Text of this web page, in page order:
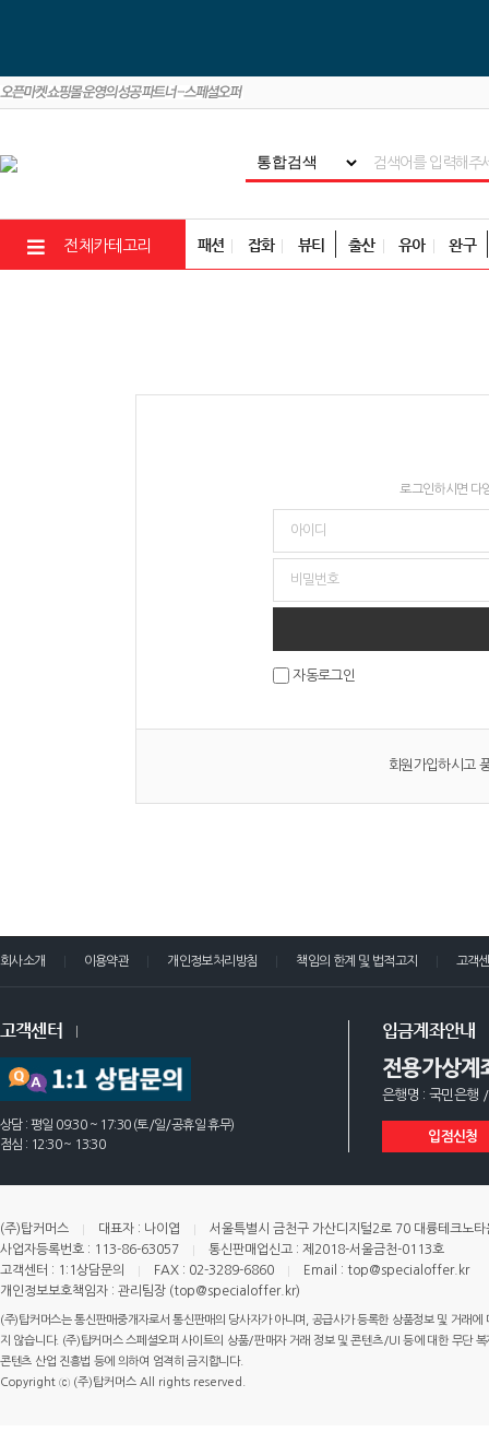
전체카테고리 패션 잡화 뷰티 출산 유아 완구
로그인하시면 다
자동로그인
회원가입하시고
회사소개 이용약관 개인정보처리방침 책임의 한계 및 법적고지 고객
고객센터
상담 : 평일 09:30 ~ 17:30 (토/일/공휴일 휴무)
점심 : 12:30 ~ 13:30
입금계좌안내
전용가상계
은행명 : 국민은행
입점신청
(주)탑커머스 대표자 : 나이엽
서울특별시 금천구 가산디지털2로 70 대륭테크노
사업자등록번호 : 113-86-63057
통신판매업신고 : 제2018-서울금천-0113호
고객센터 : 1:1상담문의
FAX : 02-3289-6860
Email : top@specialoffer.kr
개인정보보호책임자 : 관리팀장 (top@specialoffer.kr)
(주)탑커머스는 통신판매중개자로서 통신판매의 당사자가 아니며, 공급사가 등록한 상품정보 및 거래
지 않습니다. (주)탑커머스 스페셜오퍼 사이트의 상품/판매자 거래 정보 및 콘텐츠/UI 등에 대한 무단
콘텐츠 산업 진흥법 등에 의하여 엄격히 금지합니다.
Copyright ⓒ (주)탑커머스 All rights reserved.